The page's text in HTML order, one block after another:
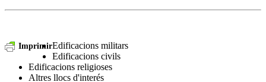
ImprimirEdificacions militars
Edificacions civils
Edificacions religioses
Altres llocs d'interés